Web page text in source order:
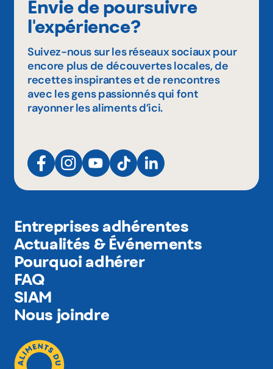
Envie de poursuivre
l'expérience?
Suivez-nous sur les réseaux sociaux pour
encore plus de découvertes locales, de
recettes inspirantes et de rencontres
avec les gens passionnés qui font
rayonner les aliments d’ici.
Entreprises adhérentes
Actualités & Événements
Pourquoi adhérer
FAQ
SIAM
Nous joindre